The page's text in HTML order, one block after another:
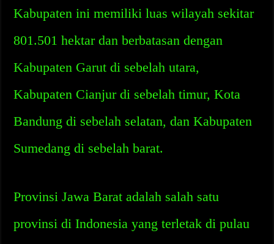
Kabupaten ini memiliki luas wilayah sekitar
801.501 hektar dan berbatasan dengan
Kabupaten Garut di sebelah utara,
Kabupaten Cianjur di sebelah timur, Kota
Bandung di sebelah selatan, dan Kabupaten
Sumedang di sebelah barat.
Provinsi Jawa Barat adalah salah satu
provinsi di Indonesia yang terletak di pulau